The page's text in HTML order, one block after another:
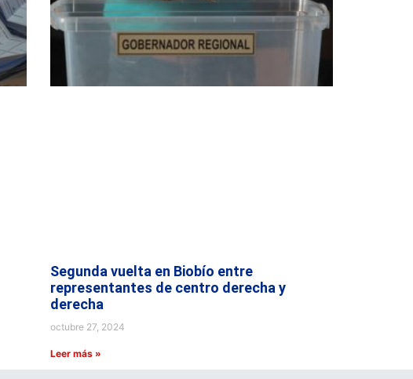
Segunda vuelta en Biobío entre
representantes de centro derecha y
derecha
octubre 27, 2024
Leer más »